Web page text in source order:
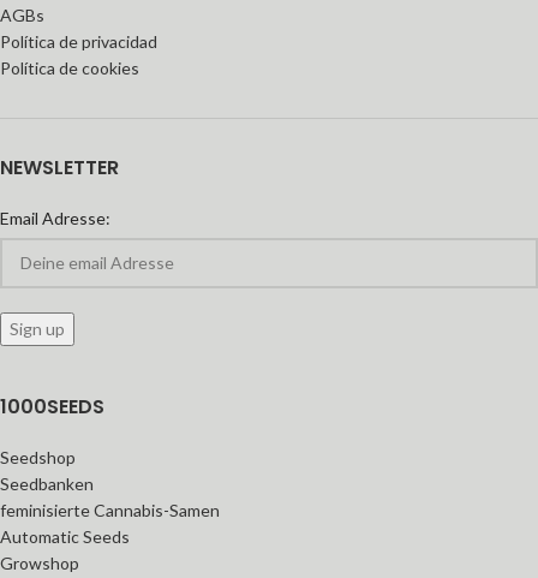
AGBs
Política de privacidad
Política de cookies
NEWSLETTER
Email Adresse:
1000SEEDS
Seedshop
Seedbanken
feminisierte Cannabis-Samen
Automatic Seeds
Growshop